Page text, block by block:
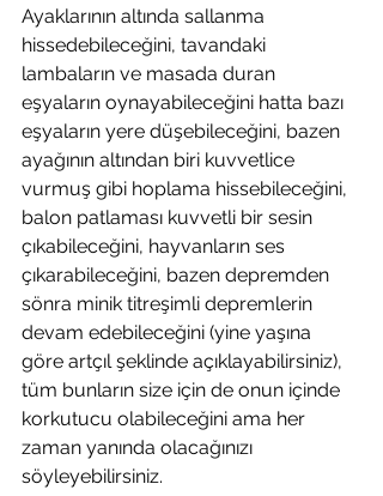
Ayaklarının altında sallanma
hissedebileceğini, tavandaki
lambaların ve masada duran
eşyaların oynayabileceğini hatta bazı
eşyaların yere düşebileceğini, bazen
ayağının altından biri kuvvetlice
vurmuş gibi hoplama hissebileceğini,
balon patlaması kuvvetli bir sesin
çıkabileceğini, hayvanların ses
çıkarabileceğini, bazen depremden
sönra minik titreşimli depremlerin
devam edebileceğini (yine yaşına
göre artçıl şeklinde açıklayabilirsiniz),
tüm bunların size için de onun içinde
korkutucu olabileceğini ama her
zaman yanında olacağınızı
söyleyebilirsiniz.